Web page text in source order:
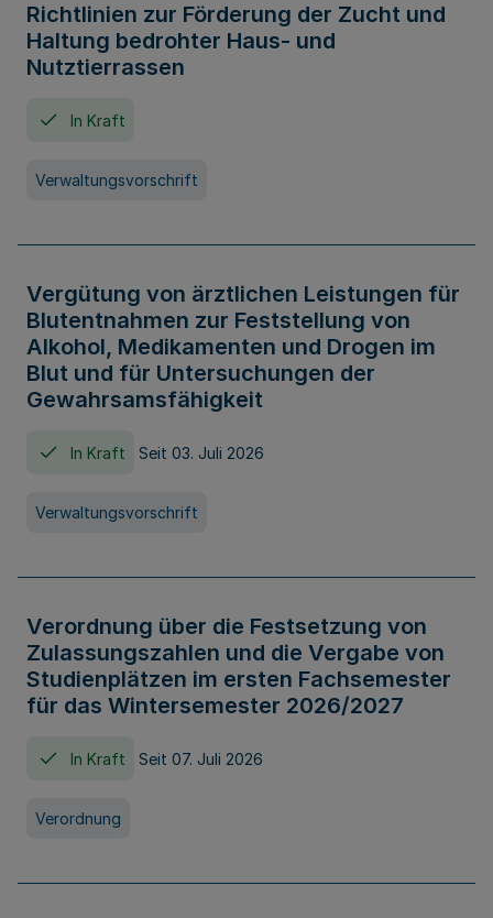
Richtlinien zur Förderung der Zucht und
Haltung bedrohter Haus- und
Nutztierrassen
In Kraft
Verwaltungsvorschrift
Vergütung von ärztlichen Leistungen für
Blutentnahmen zur Feststellung von
Alkohol, Medikamenten und Drogen im
Blut und für Untersuchungen der
Gewahrsamsfähigkeit
In Kraft Seit 03. Juli 2026
Verwaltungsvorschrift
Verordnung über die Festsetzung von
Zulassungszahlen und die Vergabe von
Studienplätzen im ersten Fachsemester
für das Wintersemester 2026/2027
In Kraft Seit 07. Juli 2026
Verordnung